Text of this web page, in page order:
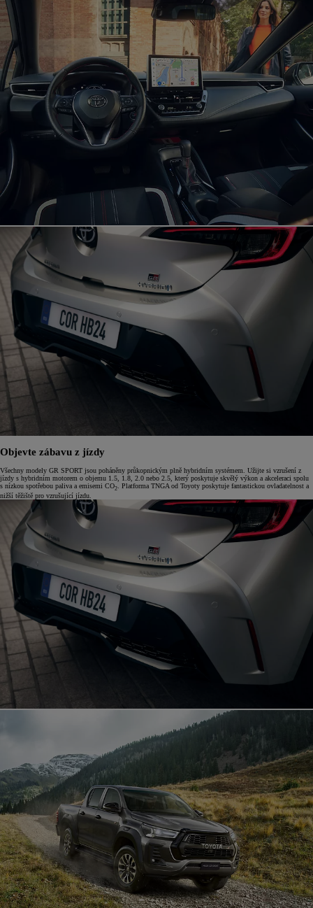
Objevte zábavu z jízdy
Všechny modely GR SPORT jsou poháněny průkopnickým plně hybridním systémem. Užijte si vzrušení z
jízdy s hybridním motorem o objemu 1.5, 1.8, 2.0 nebo 2.5, který poskytuje skvělý výkon a akceleraci spolu
s nízkou spotřebou paliva a emisemi CO2
. Platforma TNGA od Toyoty poskytuje fantastickou ovladatelnost a
nižší těžiště pro vzrušující jízdu.